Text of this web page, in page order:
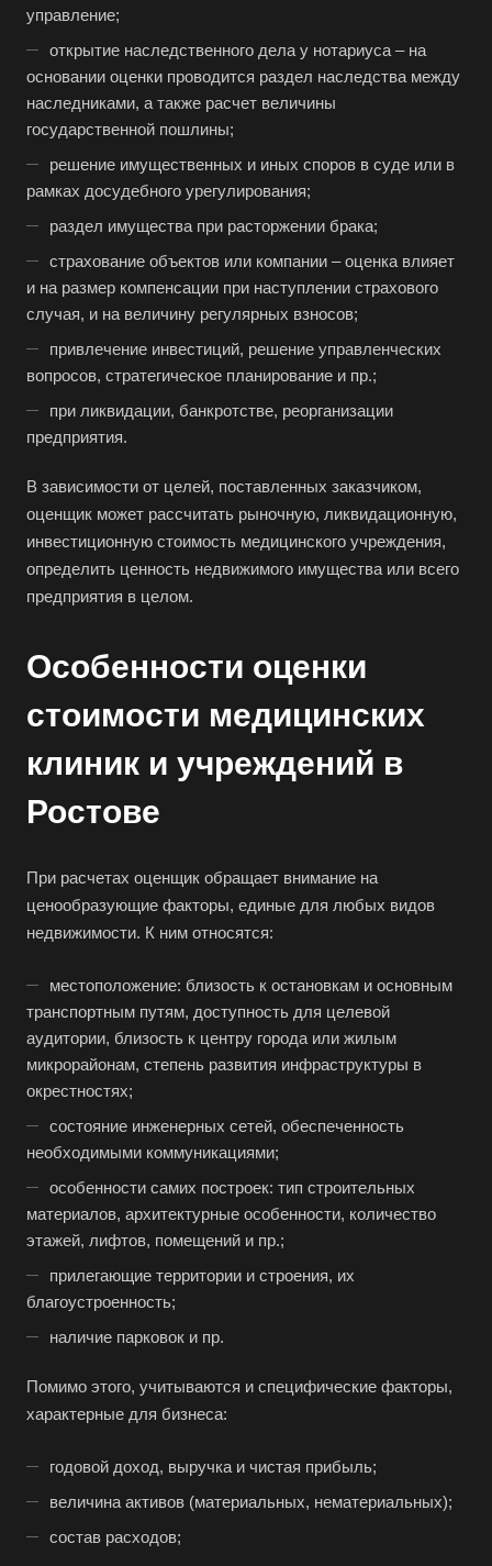
управление;
открытие наследственного дела у нотариуса – на
основании оценки проводится раздел наследства между
наследниками, а также расчет величины
государственной пошлины;
решение имущественных и иных споров в суде или в
рамках досудебного урегулирования;
раздел имущества при расторжении брака;
страхование объектов или компании – оценка влияет
и на размер компенсации при наступлении страхового
случая, и на величину регулярных взносов;
привлечение инвестиций, решение управленческих
вопросов, стратегическое планирование и пр.;
при ликвидации, банкротстве, реорганизации
предприятия.
В зависимости от целей, поставленных заказчиком,
оценщик может рассчитать рыночную, ликвидационную,
инвестиционную стоимость медицинского учреждения,
определить ценность недвижимого имущества или всего
предприятия в целом.
Особенности оценки
стоимости медицинских
клиник и учреждений в
Ростове
При расчетах оценщик обращает внимание на
ценообразующие факторы, единые для любых видов
недвижимости. К ним относятся:
местоположение: близость к остановкам и основным
транспортным путям, доступность для целевой
аудитории, близость к центру города или жилым
микрорайонам, степень развития инфраструктуры в
окрестностях;
состояние инженерных сетей, обеспеченность
необходимыми коммуникациями;
особенности самих построек: тип строительных
материалов, архитектурные особенности, количество
этажей, лифтов, помещений и пр.;
прилегающие территории и строения, их
благоустроенность;
наличие парковок и пр.
Помимо этого, учитываются и специфические факторы,
характерные для бизнеса:
годовой доход, выручка и чистая прибыль;
величина активов (материальных, нематериальных);
состав расходов;
Выберите ваш город
Например:Ростов